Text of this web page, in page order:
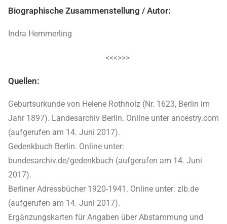
Biographische Zusammenstellung / Autor:
Indra Hemmerling
<<<>>>
Quellen:
Geburtsurkunde von Helene Rothholz (Nr. 1623, Berlin im
Jahr 1897). Landesarchiv Berlin. Online unter ancestry.com
(aufgerufen am 14. Juni 2017).
Gedenkbuch Berlin. Online unter:
bundesarchiv.de/gedenkbuch (aufgerufen am 14. Juni
2017).
Berliner Adressbücher 1920-1941. Online unter: zlb.de
(aufgerufen am 14. Juni 2017).
Ergänzungskarten für Angaben über Abstammung und